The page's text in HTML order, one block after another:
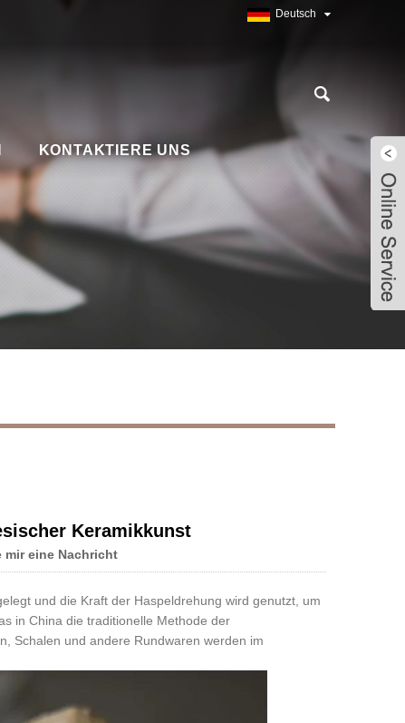
Deutsch
KONTAKTIERE UNS
Keramikkunst
mir eine Nachricht
und die Kraft der Haspeldrehung wird genutzt, um
in China die traditionelle Methode der
Schalen und andere Rundwaren werden im